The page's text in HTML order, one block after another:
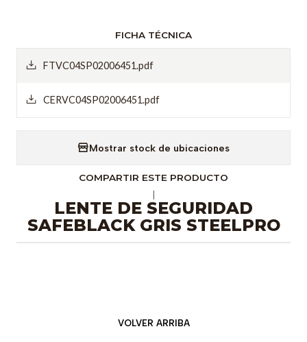
FICHA TÉCNICA
FTVC04SP02006451.pdf
CERVC04SP02006451.pdf
Mostrar stock de ubicaciones
COMPARTIR ESTE PRODUCTO
LENTE DE SEGURIDAD
SAFEBLACK GRIS STEELPRO
VOLVER ARRIBA